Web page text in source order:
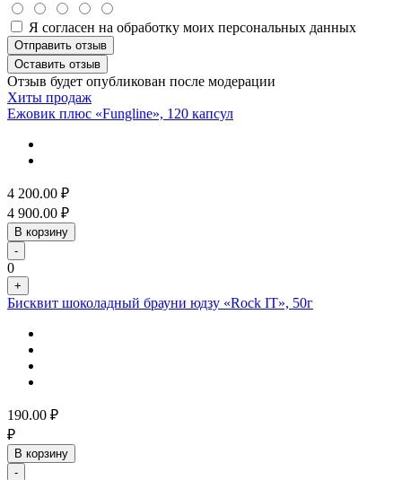
Я согласен на обработку моих персональных данных
Отправить отзыв
Оставить отзыв
Отзыв будет опубликован после модерации
Хиты продаж
Ежовик плюс «Fungline», 120 капсул
4 200.00 ₽
4 900.00 ₽
В корзину
-
0
+
Бисквит шоколадный брауни юдзу «Rock IT», 50г
190.00 ₽
₽
В корзину
-